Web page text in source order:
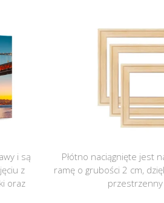
i są
z
oraz
Płótno naciągnięte jest
ramę o grubości 2 cm,
przestrzenny